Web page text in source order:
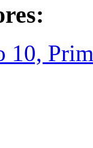
10,